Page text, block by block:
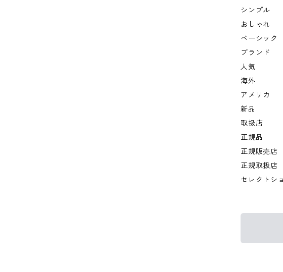
シンプル
おしゃれ
ベーシック
ブランド
人気
海外
アメリカ
新品
取扱店
正規品
正規販売店
正規取扱店
セレクトシ